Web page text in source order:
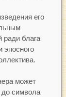
его
ради блага
эпосного
может
до символа